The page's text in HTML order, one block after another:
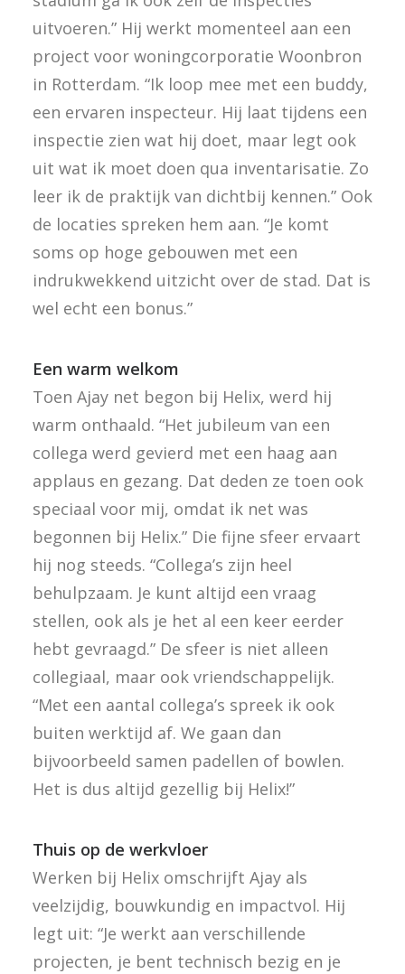
uitvoeren.” Hij werkt momenteel aan een
project voor woningcorporatie Woonbron
in Rotterdam. “Ik loop mee met een buddy,
een ervaren inspecteur. Hij laat tijdens een
inspectie zien wat hij doet, maar legt ook
uit wat ik moet doen qua inventarisatie. Zo
leer ik de praktijk van dichtbij kennen.” Ook
de locaties spreken hem aan. “Je komt
soms op hoge gebouwen met een
indrukwekkend uitzicht over de stad. Dat is
wel echt een bonus.”
Een warm welkom
Toen Ajay net begon bij Helix, werd hij
warm onthaald. “Het jubileum van een
collega werd gevierd met een haag aan
applaus en gezang. Dat deden ze toen ook
speciaal voor mij, omdat ik net was
begonnen bij Helix.” Die fijne sfeer ervaart
hij nog steeds. “Collega’s zijn heel
behulpzaam. Je kunt altijd een vraag
stellen, ook als je het al een keer eerder
hebt gevraagd.” De sfeer is niet alleen
collegiaal, maar ook vriendschappelijk.
“Met een aantal collega’s spreek ik ook
buiten werktijd af. We gaan dan
bijvoorbeeld samen padellen of bowlen.
Het is dus altijd gezellig bij Helix!”
Thuis op de werkvloer
Werken bij Helix omschrijft Ajay als
veelzijdig, bouwkundig en impactvol. Hij
legt uit: “Je werkt aan verschillende
projecten, je bent technisch bezig en je